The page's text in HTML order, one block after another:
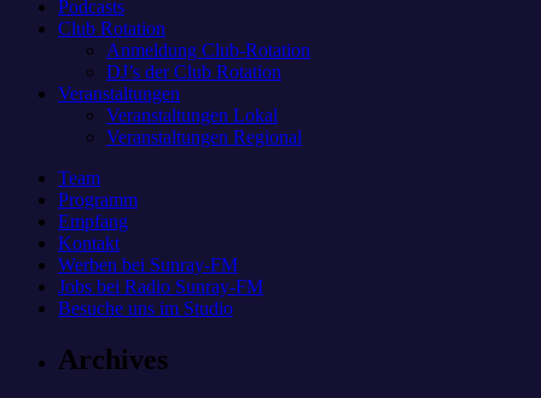
Podcasts
Club Rotation
Anmeldung Club-Rotation
DJ’s der Club Rotation
Veranstaltungen
Veranstaltungen Lokal
Veranstaltungen Regional
Team
Programm
Empfang
Kontakt
Werben bei Sunray-FM
Jobs bei Radio Sunray-FM
Besuche uns im Studio
Archives